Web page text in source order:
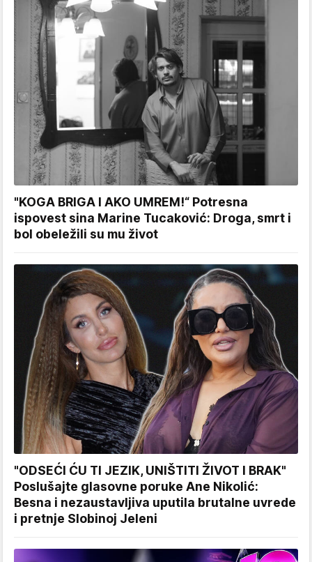
"KOGA BRIGA I AKO UMREM!“ Potresna
ispovest sina Marine Tucaković: Droga, smrt i
bol obeležili su mu život
"ODSEĆI ĆU TI JEZIK, UNIŠTITI ŽIVOT I BRAK"
Poslušajte glasovne poruke Ane Nikolić:
Besna i nezaustavljiva uputila brutalne uvrede
i pretnje Slobinoj Jeleni